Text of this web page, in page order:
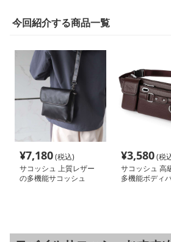
今回紹介する商品一覧
¥7,180(税込)
サコッシュ 上質レザー
の多機能サコッシュ
¥3,580(税
サコッシュ 高
多機能ボディ